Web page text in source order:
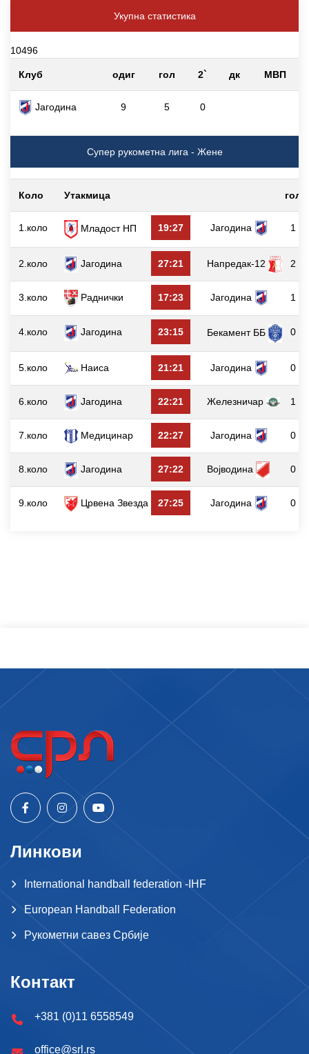
Укупна статистика
10496
Клуб одиг гол 2` дк МВП
Јагодина 9 5 0
Супер рукометна лига - Жене
Коло Утакмица гол
1.коло Младост НП 19:27 Јагодина 1
2.коло Јагодина 27:21 Напредак-12 2
3.коло Раднички 17:23 Јагодина 1
4.коло Јагодина 23:15 Бекамент ББ 0
5.коло Наиса 21:21 Јагодина 0
6.коло Јагодина 22:21 Железничар 1
7.коло Медицинар 22:27 Јагодина 0
8.коло Јагодина 27:22 Војводина 0
9.коло Црвена Звезда 27:25 Јагодина 0
Линкови
International handball federation -IHF
European Handball Federation
Рукометни савез Србије
Контакт
+381 (0)11 6558549
office@srl.rs